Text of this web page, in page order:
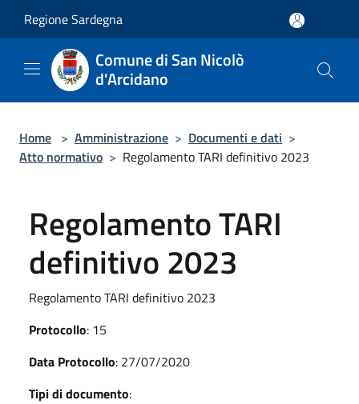
Regione Sardegna
Comune di San Nicolò
d'Arcidano
Home > Amministrazione > Documenti e dati >
Atto normativo > Regolamento TARI definitivo 2023
Regolamento TARI
definitivo 2023
Regolamento TARI definitivo 2023
Protocollo: 15
Data Protocollo: 27/07/2020
Tipi di documento: